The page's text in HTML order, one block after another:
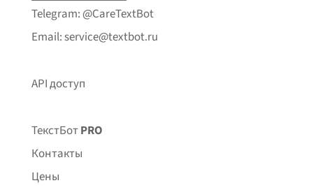
Telegram: @CareTextBot
Email: service@textbot.ru
API доступ
ТекстБотPRO
Контакты
Цены